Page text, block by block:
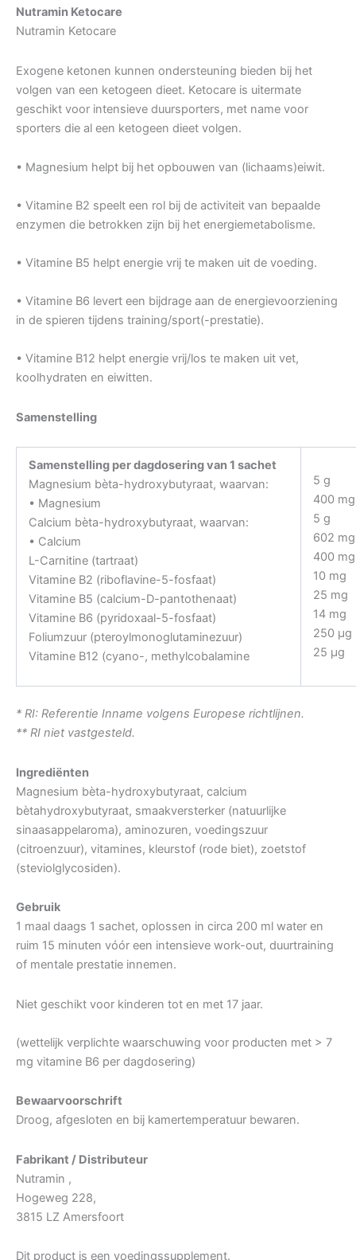
Nutramin Ketocare
Nutramin Ketocare
Exogene ketonen kunnen ondersteuning bieden bij het
volgen van een ketogeen dieet. Ketocare is uitermate
geschikt voor intensieve duursporters, met name voor
sporters die al een ketogeen dieet volgen.
• Magnesium helpt bij het opbouwen van (lichaams)eiwit.
• Vitamine B2 speelt een rol bij de activiteit van bepaalde
enzymen die betrokken zijn bij het energiemetabolisme.
• Vitamine B5 helpt energie vrij te maken uit de voeding.
• Vitamine B6 levert een bijdrage aan de energievoorziening
in de spieren tijdens training/sport(-prestatie).
• Vitamine B12 helpt energie vrij/los te maken uit vet,
koolhydraten en eiwitten.
Samenstelling
Samenstelling per dagdosering van 1 sachet
Magnesium bèta-hydroxybutyraat, waarvan:
• Magnesium
Calcium bèta-hydroxybutyraat, waarvan:
• Calcium
L-Carnitine (tartraat)
Vitamine B2 (riboflavine-5-fosfaat)
Vitamine B5 (calcium-D-pantothenaat)
Vitamine B6 (pyridoxaal-5-fosfaat)
Foliumzuur (pteroylmonoglutaminezuur)
Vitamine B12 (cyano-, methylcobalamine
5 g
400 mg
5 g
602 mg
400 mg
10 mg
25 mg
14 mg
250 µg
25 µg
* RI: Referentie Inname volgens Europese richtlijnen.
** RI niet vastgesteld.
Ingrediënten
Magnesium bèta-hydroxybutyraat, calcium
bètahydroxybutyraat, smaakversterker (natuurlijke
sinaasappelaroma), aminozuren, voedingszuur
(citroenzuur), vitamines, kleurstof (rode biet), zoetstof
(steviolglycosiden).
Gebruik
1 maal daags 1 sachet, oplossen in circa 200 ml water en
ruim 15 minuten vóór een intensieve work-out, duurtraining
of mentale prestatie innemen.
Niet geschikt voor kinderen tot en met 17 jaar.
(wettelijk verplichte waarschuwing voor producten met > 7
mg vitamine B6 per dagdosering)
Bewaarvoorschrift
Droog, afgesloten en bij kamertemperatuur bewaren.
Fabrikant / Distributeur
Nutramin ,
Hogeweg 228,
3815 LZ Amersfoort
Dit product is een voedingssupplement.